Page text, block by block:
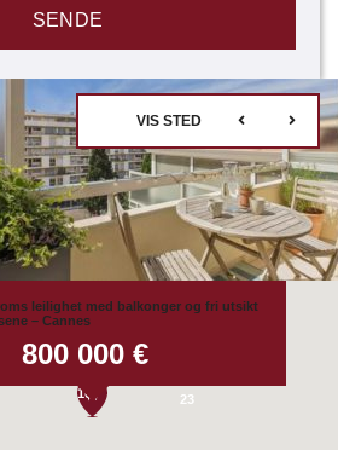
107
45
23
13
leilighet med balkonger og fri utsikt
– Cannes
800 000 €
VIS STED